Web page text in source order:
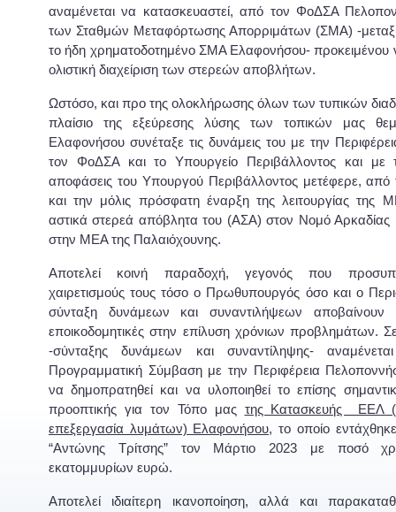
αναμένεται να κατασκευαστεί, από τον ΦοΔΣΑ
των Σταθμών Μεταφόρτωσης Απορριμάτων (ΣΜΑ) -
το ήδη χρηματοδοτημένο ΣΜΑ Ελαφονήσου- προκειμένου
ολιστική διαχείριση των στερεών αποβλήτων.
Ωστόσο, και προ της ολοκλήρωσης όλων των τυπικών
πλαίσιο της εξεύρεσης λύσης των τοπικών μας
Ελαφονήσου συνέταξε τις δυνάμεις του με την
τον ΦοΔΣΑ και το Υπουργείο Περιβάλλοντος και με
αποφάσεις του Υπουργού Περιβάλλοντος μετέφερε, από
και την μόλις πρόσφατη έναρξη της λειτουργίας της
αστικά στερεά απόβλητα του (ΑΣΑ) στον Νομό Αρκαδίας
στην ΜΕΑ της Παλαιόχουνης.
Αποτελεί κοινή παραδοχή, γεγονός που
χαιρετισμούς τους τόσο ο Πρωθυπουργός όσο και ο
σύνταξη δυνάμεων και συναντιλήψεων αποβαίνουν
εποικοδομητικές στην επίλυση χρόνιων προβλημάτων.
-σύνταξης δυνάμεων και συναντίληψης-
Προγραμματική Σύμβαση με την Περιφέρεια
να δημοπρατηθεί και να υλοποιηθεί το επίσης
προοπτικής για τον Τόπο μας της Κατασκευής ΕΕΛ
επεξεργασία λυμάτων) Ελαφονήσου, το οποίο
“Αντώνης Τρίτσης” τον Μάρτιο 2023 με ποσό
εκατομμυρίων ευρώ.
Αποτελεί ιδιαίτερη ικανοποίηση, αλλά και